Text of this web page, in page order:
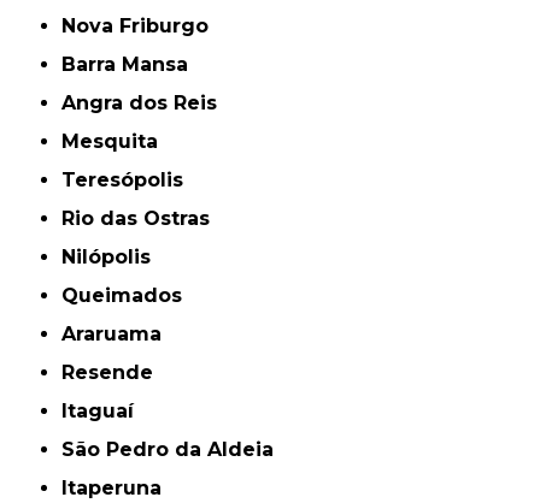
Nova Friburgo
Barra Mansa
Angra dos Reis
Mesquita
Teresópolis
Rio das Ostras
Nilópolis
Queimados
Araruama
Resende
Itaguaí
São Pedro da Aldeia
Itaperuna